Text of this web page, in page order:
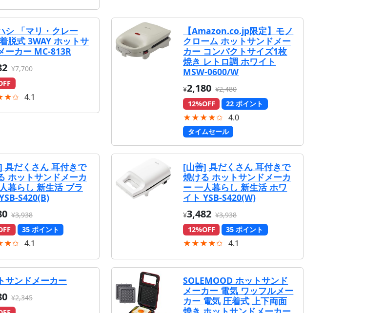
シ 「マリ・クレー
脱式 3WAY ホットサ
ーカー MC-813R
¥7,700
4.1
【Amazon.co.jp限定】モノ
クローム ホットサンドメー
カー コンパクトサイズ1枚
焼き レトロ調 ホワイト
MSW-0600/W
¥2,180 ¥2,480
12%OFF
22 ポイント
★★★★✩ 4.0
タイムセール
具だくさん 耳付きで
ホットサンドメーカ
暮らし 新生活 ブラ
S420(B)
¥3,938
35 ポイント
4.1
[山善] 具だくさん 耳付きで
焼ける ホットサンドメーカ
ー 一人暮らし 新生活 ホワ
イト YSB-S420(W)
¥3,482 ¥3,938
12%OFF
35 ポイント
★★★★✩ 4.1
サンドメーカー
¥2,345
SOLEMOOD ホットサンド
メーカー 電気 ワッフルメー
カー 電気 圧着式 上下両面